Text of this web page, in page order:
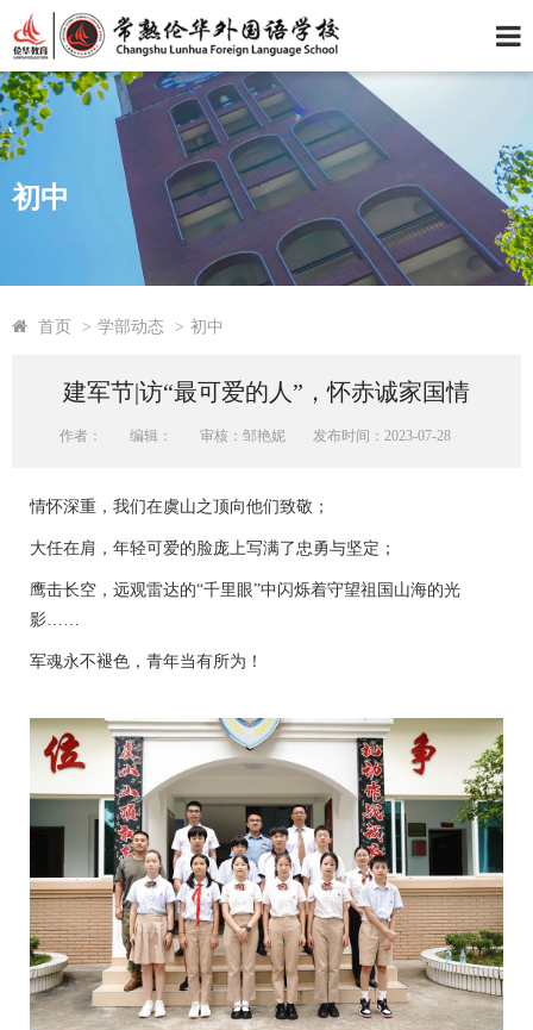
初中
首页 > 学部动态 > 初中
建军节|访“最可爱的人”，怀赤诚家国情
作者： 编辑： 审核：邹艳妮 发布时间：2023-07-28
情怀深重，我们在虞山之顶向他们致敬；
大任在肩，年轻可爱的脸庞上写满了忠勇与坚定；
鹰击长空，远观雷达的“千里眼”中闪烁着守望祖国山海的光
影……
军魂永不褪色，青年当有所为！